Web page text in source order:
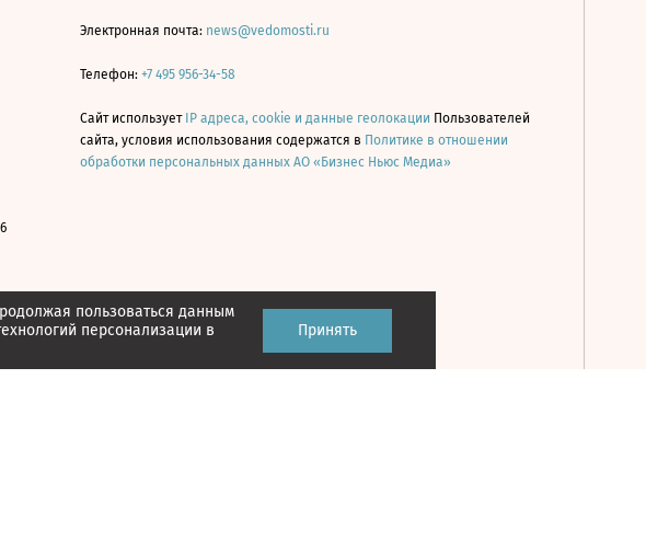
пользоваться данным
персонализации в
Принять
Электронная почта: news@vedomosti.ru
Телефон: +7 495 956-34-58
Сайт использует IP адреса, cookie и данные геолокации Пользователей
сайта, условия использования содержатся в Политике в отношении
обработки персональных данных АО «Бизнес Ньюс Медиа»